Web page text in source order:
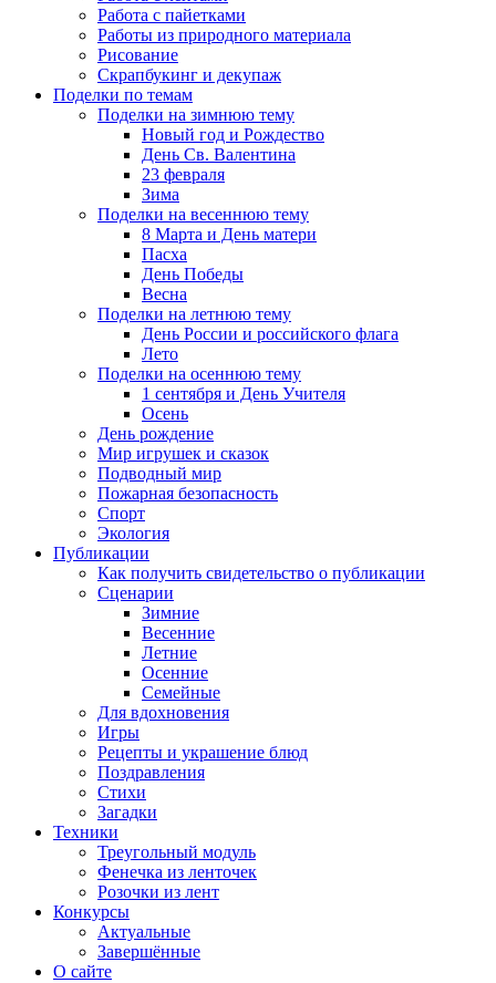
Работа с пайетками
Работы из природного материала
Рисование
Скрапбукинг и декупаж
Поделки по темам
Поделки на зимнюю тему
Новый год и Рождество
День Св. Валентина
23 февраля
Зима
Поделки на весеннюю тему
8 Марта и День матери
Пасха
День Победы
Весна
Поделки на летнюю тему
День России и российского флага
Лето
Поделки на осеннюю тему
1 сентября и День Учителя
Осень
День рождение
Мир игрушек и сказок
Подводный мир
Пожарная безопасность
Спорт
Экология
Публикации
Как получить свидетельство о публикации
Сценарии
Зимние
Весенние
Летние
Осенние
Семейные
Для вдохновения
Игры
Рецепты и украшение блюд
Поздравления
Стихи
Загадки
Техники
Треугольный модуль
Фенечка из ленточек
Розочки из лент
Конкурсы
Актуальные
Завершённые
О сайте